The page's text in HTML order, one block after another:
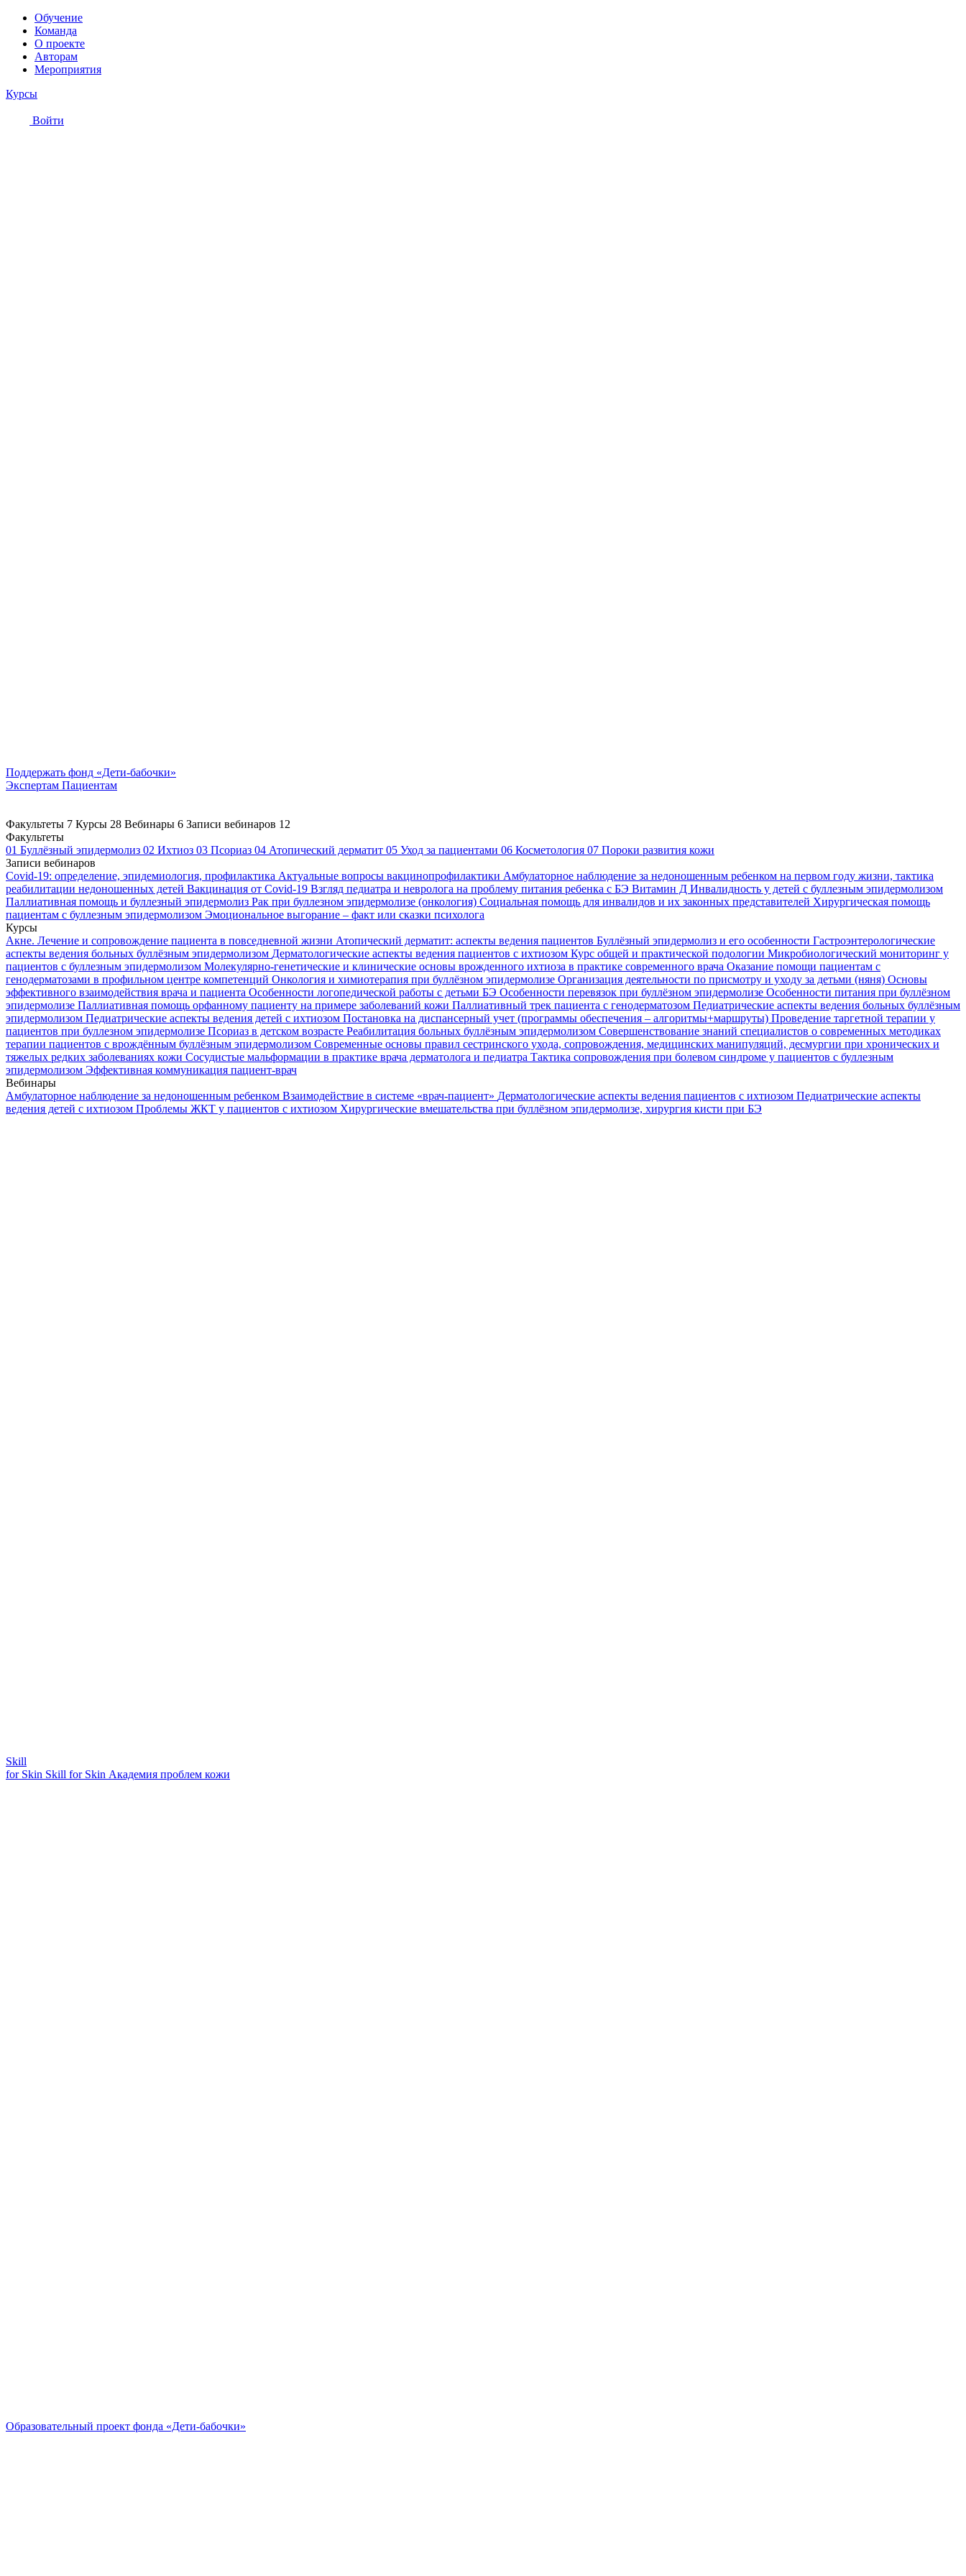
Обучение
Команда
О проекте
Авторам
Мероприятия
Курсы
Войти
Поддержать фонд «Дети-бабочки»
Экспертам Пациентам
Факультеты 7 Курсы 28 Вебинары 6 Записи вебинаров 12
Факультеты
01 Буллёзный эпидермолиз 02 Ихтиоз 03 Псориаз 04 Атопический дерматит 05 Уход за пациентами 06 Косметология 07 Пороки развития кожи
Записи вебинаров
Covid-19: определение, эпидемиология, профилактика Актуальные вопросы вакцинопрофилактики Амбулаторное наблюдение за недоношенным ребенком на первом году жизни, тактика
реабилитации недоношенных детей Вакцинация от Covid-19 Взгляд педиатра и невролога на проблему питания ребенка с БЭ Витамин Д Инвалидность у детей с буллезным эпидермолизом
Паллиативная помощь и буллезный эпидермолиз Рак при буллезном эпидермолизе (онкология) Социальная помощь для инвалидов и их законных представителей Хирургическая помощь
пациентам с буллезным эпидермолизом Эмоциональное выгорание – факт или сказки психолога
Курсы
Акне. Лечение и сопровождение пациента в повседневной жизни Атопический дерматит: аспекты ведения пациентов Буллёзный эпидермолиз и его особенности Гастроэнтерологические
аспекты ведения больных буллёзным эпидермолизом Дерматологические аспекты ведения пациентов с ихтиозом Курс общей и практической подологии Микробиологический мониторинг у
пациентов с буллезным эпидермолизом Молекулярно-генетические и клинические основы врожденного ихтиоза в практике современного врача Оказание помощи пациентам с
генодерматозами в профильном центре компетенций Онкология и химиотерапия при буллёзном эпидермолизе Организация деятельности по присмотру и уходу за детьми (няня) Основы
эффективного взаимодействия врача и пациента Особенности логопедической работы с детьми БЭ Особенности перевязок при буллёзном эпидермолизе Особенности питания при буллёзном
эпидермолизе Паллиативная помощь орфанному пациенту на примере заболеваний кожи Паллиативный трек пациента с генодерматозом Педиатрические аспекты ведения больных буллёзным
эпидермолизом Педиатрические аспекты ведения детей с ихтиозом Постановка на диспансерный учет (программы обеспечения – алгоритмы+маршруты) Проведение таргетной терапии у
пациентов при буллезном эпидермолизе Псориаз в детском возрасте Реабилитация больных буллёзным эпидермолизом Совершенствование знаний специалистов о современных методиках
терапии пациентов с врождённым буллёзным эпидермолизом Современные основы правил сестринского ухода, сопровождения, медицинских манипуляций, десмургии при хронических и
тяжелых редких заболеваниях кожи Сосудистые мальформации в практике врача дерматолога и педиатра Тактика сопровождения при болевом синдроме у пациентов с буллезным
эпидермолизом Эффективная коммуникация пациент-врач
Вебинары
Амбулаторное наблюдение за недоношенным ребенком Взаимодействие в системе «врач-пациент» Дерматологические аспекты ведения пациентов с ихтиозом Педиатрические аспекты
ведения детей с ихтиозом Проблемы ЖКТ у пациентов с ихтиозом Хирургические вмешательства при буллёзном эпидермолизе, хирургия кисти при БЭ
Skill
for Skin Skill for Skin Академия проблем кожи
Образовательный проект фонда «Дети-бабочки»